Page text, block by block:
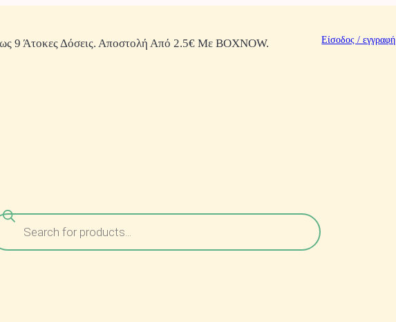
9 Άτοκες Δόσεις. Αποστολή Από 2.5€ Με BOXNOW. Είσοδος / εγγραφή